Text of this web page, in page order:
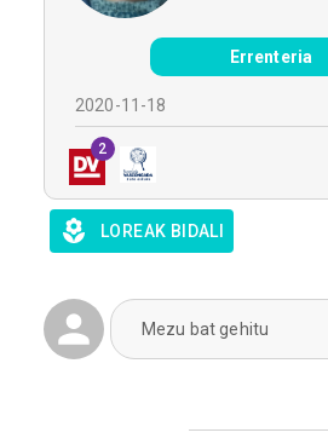
Errenteria
2020-11-18
2
LOREAK BIDALI
Mezu bat gehitu